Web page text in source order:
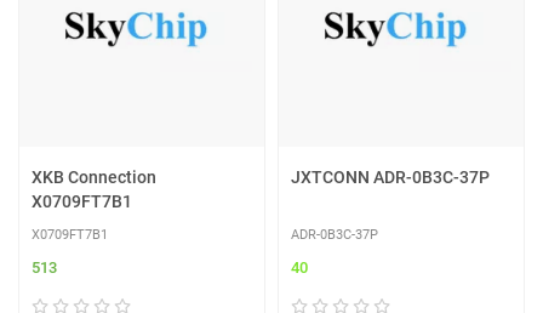
XKB Connection
X0709FT7B1
X0709FT7B1
513
JXTCONN ADR-0B3C-37P
ADR-0B3C-37P
40